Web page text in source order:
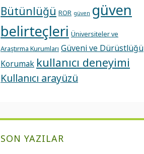
Bütünlüğü ROR güven güven
belirteçleri Üniversiteler ve
Araştırma Kurumları Güveni ve Dürüstlüğü
Korumak kullanıcı deneyimi
Kullanıcı arayüzü
SON YAZILAR